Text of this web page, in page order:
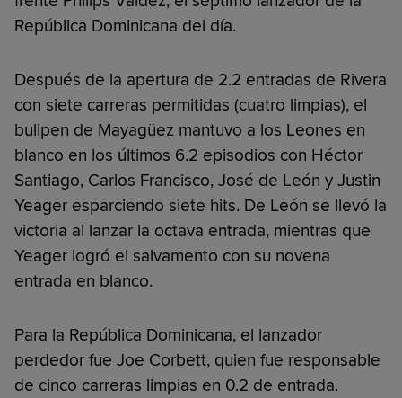
República Dominicana del día.
Después de la apertura de 2.2 entradas de Rivera
con siete carreras permitidas (cuatro limpias), el
bullpen de Mayagüez mantuvo a los Leones en
blanco en los últimos 6.2 episodios con Héctor
Santiago, Carlos Francisco, José de León y Justin
Yeager esparciendo siete hits. De León se llevó la
victoria al lanzar la octava entrada, mientras que
Yeager logró el salvamento con su novena
entrada en blanco.
Para la República Dominicana, el lanzador
perdedor fue Joe Corbett, quien fue responsable
de cinco carreras limpias en 0.2 de entrada.